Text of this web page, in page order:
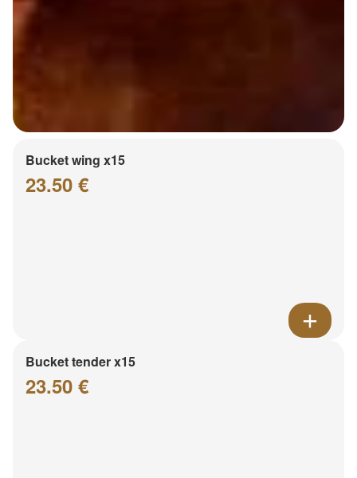
Bucket wing x15
23.50 €
Bucket tender x15
23.50 €